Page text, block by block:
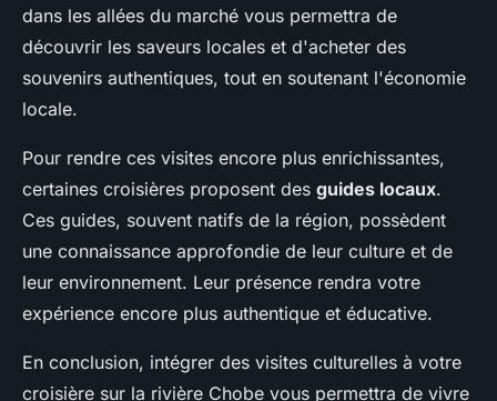
dans les allées du marché vous permettra de
découvrir les saveurs locales et d'acheter des
souvenirs authentiques, tout en soutenant l'économie
locale.
Pour rendre ces visites encore plus enrichissantes,
certaines croisières proposent des guides locaux.
Ces guides, souvent natifs de la région, possèdent
une connaissance approfondie de leur culture et de
leur environnement. Leur présence rendra votre
expérience encore plus authentique et éducative.
En conclusion, intégrer des visites culturelles à votre
croisière sur la rivière Chobe vous permettra de vivre